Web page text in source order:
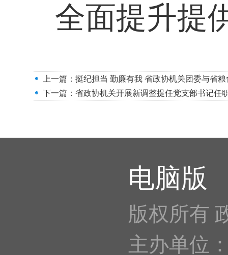
全面提升提
上一篇： 挺纪担当 勤廉有我 省政协机关团委与省
下一篇： 省政协机关开展新调整提任党支部书记任
电脑版
版权所有
主办单位